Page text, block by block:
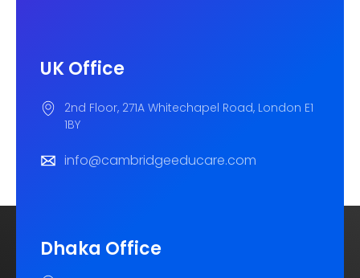
UK Office
2nd Floor, 271A Whitechapel Road, London E1
1BY
info@cambridgeeducare.com
Dhaka Office